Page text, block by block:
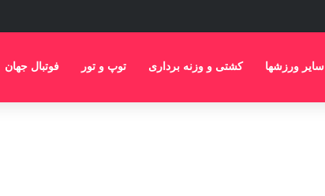
سایر ورزشها کشتی و وزنه برداری توپ و تور فوتبال جهان